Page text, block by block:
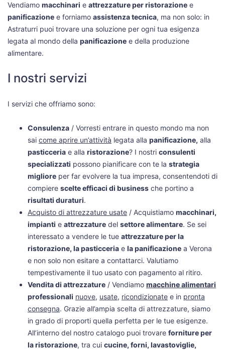
Vendiamo macchinari e attrezzature per ristorazione e
panificazione e forniamo assistenza tecnica, ma non solo: in
Astraturri puoi trovare una soluzione per ogni tua esigenza
legata al mondo della panificazione e della produzione
alimentare.
I nostri servizi
I servizi che offriamo sono:
Consulenza / Vorresti entrare in questo mondo ma non
sai come aprire un’attività legata alla panificazione, alla
pasticceria e alla ristorazione? I nostri consulenti
specializzati possono pianificare con te la strategia
migliore per far evolvere la tua impresa, consentendoti di
compiere scelte efficaci di business che portino a
risultati duraturi.
Acquisto di attrezzature usate / Acquistiamo macchinari,
impianti e attrezzature del settore alimentare. Se sei
interessato a vendere le tue attrezzature per la
ristorazione, la pasticceria e la panificazione a Verona
e non solo non esitare a contattarci. Valutiamo
tempestivamente il tuo usato con pagamento al ritiro.
Vendita di attrezzature / Vendiamo macchine alimentari
professionali nuove, usate, ricondizionate e in pronta
consegna. Grazie all’ampia scelta di attrezzature, siamo
in grado di proporti quella perfetta per le tue esigenze.
All’interno del nostro catalogo puoi trovare forniture per
la ristorazione, tra cui cucine, forni, lavastoviglie,